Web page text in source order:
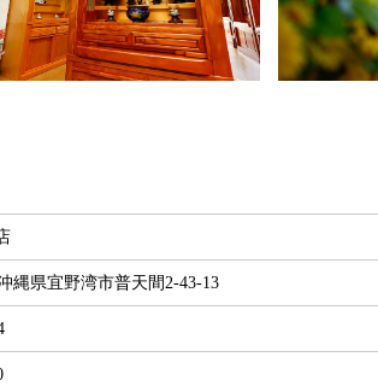
縄県宜野湾市普天間2-43-13